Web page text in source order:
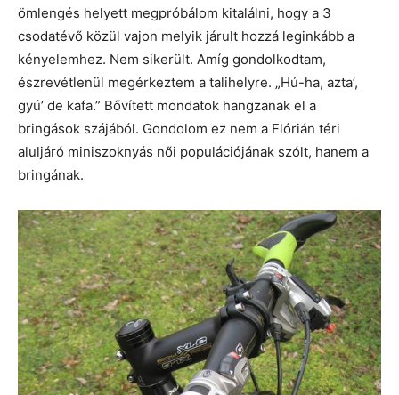
ömlengés helyett megpróbálom kitalálni, hogy a 3
csodatévő közül vajon melyik járult hozzá leginkább a
kényelemhez. Nem sikerült. Amíg gondolkodtam,
észrevétlenül megérkeztem a talihelyre. „Hú-ha, azta’,
gyú’ de kafa.” Bővített mondatok hangzanak el a
bringások szájából. Gondolom ez nem a Flórián téri
aluljáró miniszoknyás női populációjának szólt, hanem a
bringának.